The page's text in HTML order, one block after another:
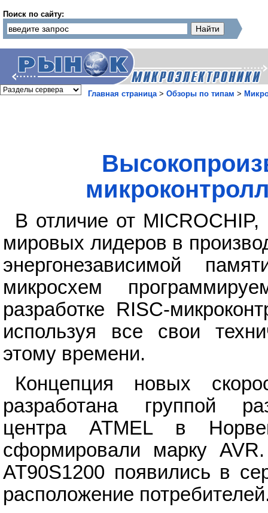
Поиск по сайту:
Главная страница> Обзоры по типам >
В отличие от
мировых лидеров в
энергонезависимой
микросхем
разработке RISC-
используя все свои
этому времени.
Концепция новых
разработана группой
центра ATMEL в
сформировали марку
AT90S1200 появились в
расположение